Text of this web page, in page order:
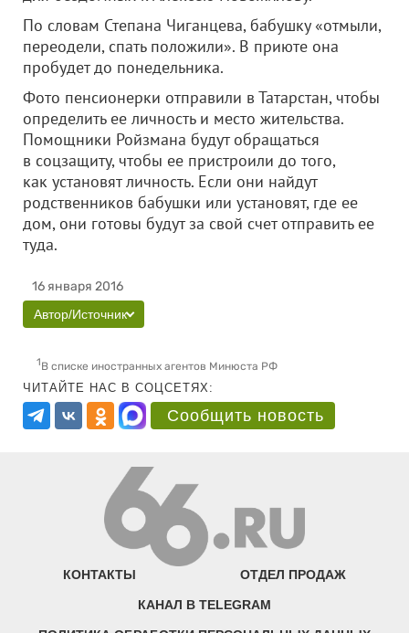
По словам Степана Чиганцева, бабушку «отмыли,
переодели, спать положили». В приюте она
пробудет до понедельника.
Фото пенсионерки отправили в Татарстан, чтобы
определить ее личность и место жительства.
Помощники Ройзмана будут обращаться
в соцзащиту, чтобы ее пристроили до того,
как установят личность. Если они найдут
родственников бабушки или установят, где ее
дом, они готовы будут за свой счет отправить ее
туда.
16 января 2016
Автор/Источник
1В списке иностранных агентов Минюста РФ
ЧИТАЙТЕ НАС В СОЦСЕТЯХ:
Сообщить новость
КОНТАКТЫ ОТДЕЛ ПРОДАЖ
КАНАЛ В TELEGRAM